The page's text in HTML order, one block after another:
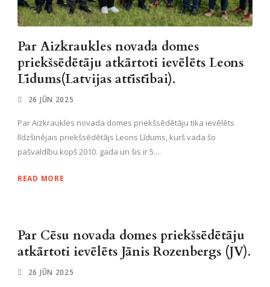
Par Aizkraukles novada domes
priekšsēdētāju atkārtoti ievēlēts Leons
Līdums(Latvijas attīstībai).
26 JŪN 2025
Par Aizkraukles novada domes priekšsēdētāju tika ievēlēts
līdzšinējais priekšsēdētājs Leons Līdums, kurš vada šo
pašvaldību kopš 2010. gada un šis ir 5....
READ MORE
Par Cēsu novada domes priekšsēdētāju
atkārtoti ievēlēts Jānis Rozenbergs (JV).
26 JŪN 2025